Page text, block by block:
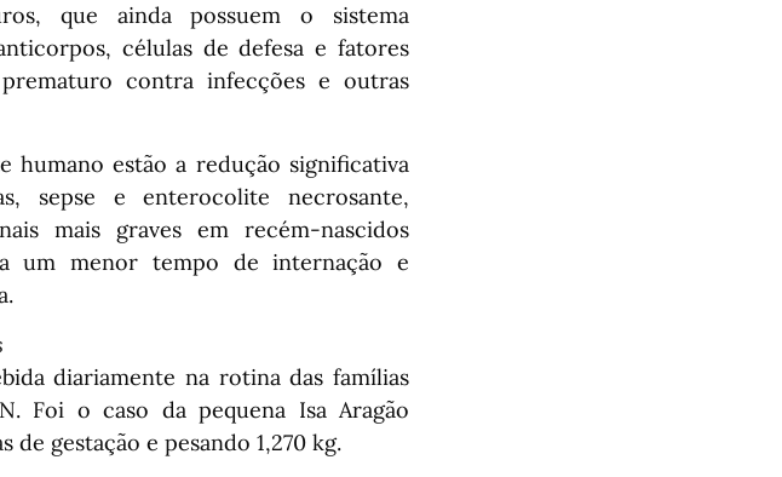
que ainda possuem o sistema
células de defesa e fatores
contra infecções e outras
estão a redução significativa
sepse e enterocolite necrosante,
mais graves em recém-nascidos
um menor tempo de internação e
diariamente na rotina das famílias
Foi o caso da pequena Isa Aragão
de gestação e pesando 1,270 kg.